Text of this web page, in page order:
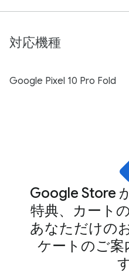
対応機種
Google Pixel 10 Pro Fold
Google Store
特典、カート
あなただけの
ケートのご案